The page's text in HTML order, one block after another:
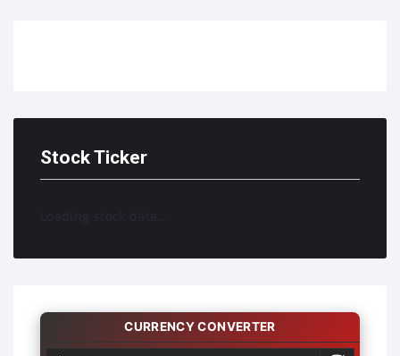
Stock Ticker
Loading stock data...